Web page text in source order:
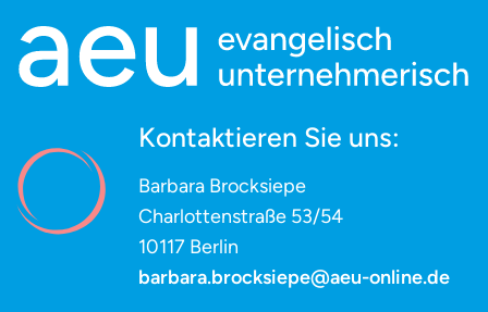
Kontaktieren Sie uns:
Barbara Brocksiepe
Charlottenstraße 53/54
10117 Berlin
barbara.brocksiepe@aeu-online.de